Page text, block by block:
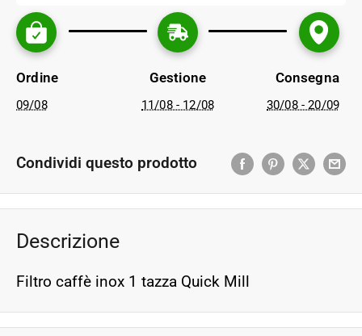
Ordine
09/08
Gestione
11/08 - 12/08
Consegna
30/08 - 20/09
Condividi questo prodotto
Descrizione
Filtro caffè inox 1 tazza Quick Mill